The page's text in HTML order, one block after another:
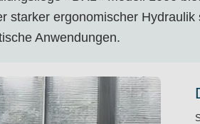
starker ergonomischer
Anwendungen.